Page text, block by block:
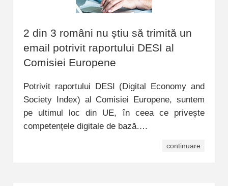
2 din 3 români nu știu să trimită un
email potrivit raportului DESI al
Comisiei Europene
Potrivit raportului DESI (Digital Economy and
Society Index) al Comisiei Europene, suntem
pe ultimul loc din UE, în ceea ce privește
competențele digitale de bază….
continuare